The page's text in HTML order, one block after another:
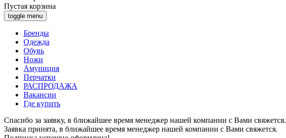
Пустая корзина
toggle menu
Бренды
Одежда
Обувь
Ножи
Амуниция
Перчатки
РАСПРОДАЖА
Вакансии
Где купить
Спасибо за заявку, в ближайшее время менеджер нашей компании с Вами свяжется.
Заявка принята, в ближайшее время менеджер нашей компании с Вами свяжется.